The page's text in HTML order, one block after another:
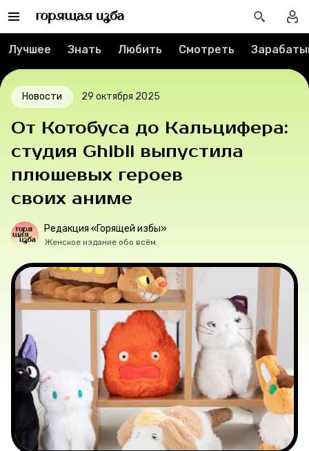
Спецпроекты
Вакансии
Контакты
О проекте
Мерч
О компании
Новости
Тесты
Секспросвет
Великие женщины
Лучшее Знать Любить Смотреть
Новости 29 октября 2025
От Котобуса до Кальцифера:
студия Ghibli выпустила
плюшевых героев
своих аниме
Редакция «Горящей избы»
Женское издание обо всём.